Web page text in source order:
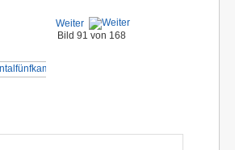
Weiter
Bild 91 von 168